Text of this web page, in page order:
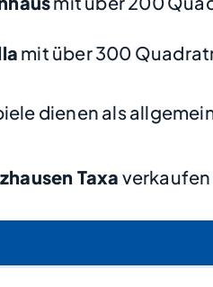
mit über 300
dienen als
Taxa verkaufen